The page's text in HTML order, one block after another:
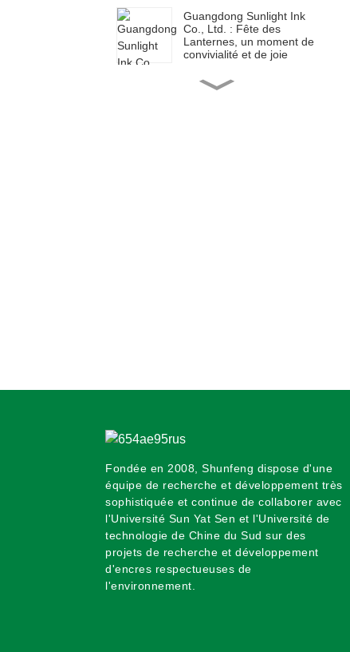
Guangdong Sunlight Ink
Co., Ltd. : Fête des
Lanternes, un moment de
convivialité et de joie
Guangdong Sunlight Ink
Fondée en 2008, Shunfeng dispose d'une
équipe de recherche et développement très
sophistiquée et continue de collaborer avec
l'Université Sun Yat Sen et l'Université de
technologie de Chine du Sud sur des
projets de recherche et développement
d'encres respectueuses de
l'environnement.